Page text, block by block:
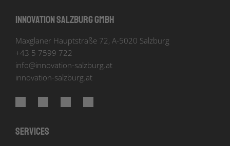
Innovation Salzburg GmbH
Maxglaner Hauptstraße 72, A-5020 Salzburg
+43 5 7599 722
info@innovation-salzburg.at
innovation-salzburg.at
Services